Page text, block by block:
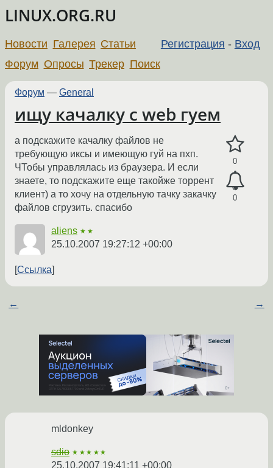
LINUX.ORG.RU
Регистрация - Вход
Новости Галерея Статьи
Форум Опросы Трекер Поиск
Форум — General
ищу качалку с web гуем
0
0
а подскажите качалку файлов не
требующую иксы и имеющую гуй на пхп.
ЧТобы управлялась из браузера. И если
знаете, то подскажите еще такойже торрент
клиент) а то хочу на отдельную тачку закачку
файлов сгрузить. спасибо
aliens ★★
25.10.2007 19:27:12 +00:00
Ссылка
← →
mldonkey
sdio ★★★★★
25.10.2007 19:41:11 +00:00